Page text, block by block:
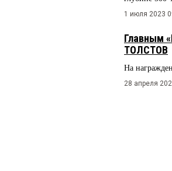
1 июля 2023
Главным
ТОЛСТОВ
На
28 апреля